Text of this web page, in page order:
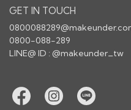
GET IN TOUCH
0800-088-289
LINE@ ID : @makeunder_tw